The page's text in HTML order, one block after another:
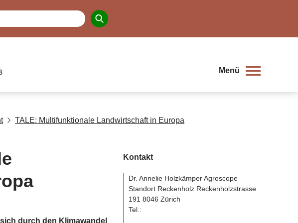
Menü
TALE: Multifunktionale Landwirtschaft in Europa
durch den Klimawandel
Kontakt
Dr. Annelie Holzkämper Agroscope
Standort Reckenholz Reckenholzstrasse
191 8046 Zürich
Tel.: